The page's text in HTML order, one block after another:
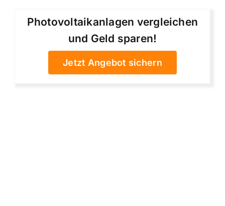
Photovoltaikanlagen vergleichen
und Geld sparen!
Jetzt Angebot sichern